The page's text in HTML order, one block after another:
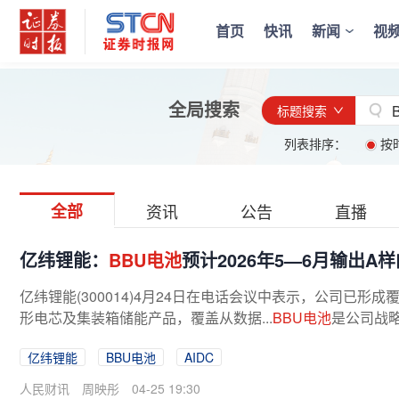
首页 快讯 新闻 视
全局搜索
标题搜索
列表排序：
按
全部 资讯 公告 直播
亿纬锂能： BBU电池预计2026年5—6月输出A
亿纬锂能(300014)4月24日在电话会议中表示，公司已形成
形电芯及集装箱储能产品，覆盖从数据...BBU电池是公司战
亿纬锂能 BBU电池
AIDC
人民财讯
周映彤 04-25 19:30